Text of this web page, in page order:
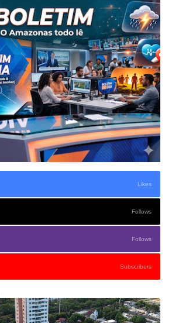
Likes
Follows
Follows
Subscribers